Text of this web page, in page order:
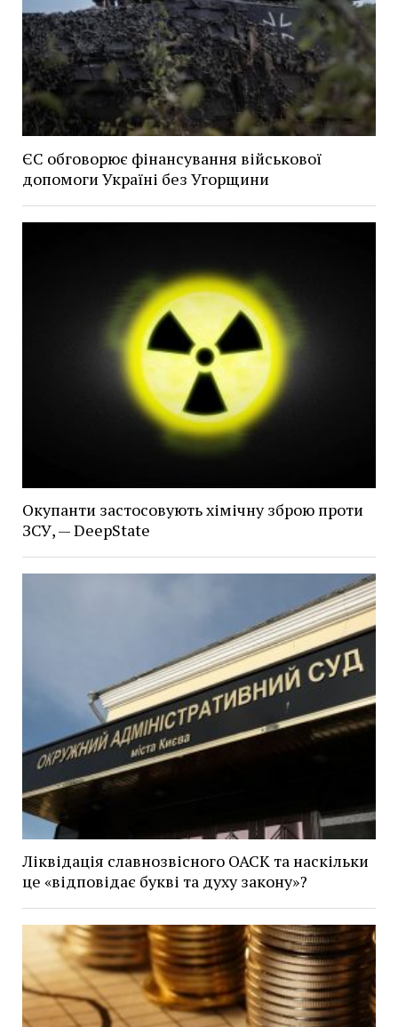
ЄС обговорює фінансування військової
допомоги Україні без Угорщини
Окупанти застосовують хімічну зброю проти
ЗСУ, — DeepState
Ліквідація славнозвісного ОАСК та наскільки
це «відповідає букві та духу закону»?